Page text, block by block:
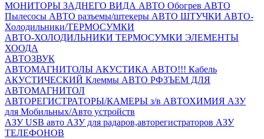
МОНИТОРЫ ЗАДНЕГО ВИДА АВТО Обогрев АВТО
Пылесосы АВТО разъемы/штекеры АВТО ШТУЧКИ АВТО-
Холодильники/ТЕРМОСУМКИ
АВТО-ХОЛОДИЛЬНИКИ ТЕРМОСУМКИ ЭЛЕМЕНТЫ
ХООДА
АВТОЗВУК
АВТОМАГНИТОЛЫ АКУСТИКА АВТО!!! Кабель
АКУСТИЧЕСКИЙ Клеммы АВТО РФЗЪЕМ ДЛЯ
АВТОМАГНИТОЛ
АВТОРЕГИСТРАТОРЫ/КАМЕРЫ з/в АВТОХИМИЯ АЗУ
для Мобильных/Авто устройств
АЗУ USB авто АЗУ для радаров,авторегистраторов АЗУ
ТЕЛЕФОНОВ